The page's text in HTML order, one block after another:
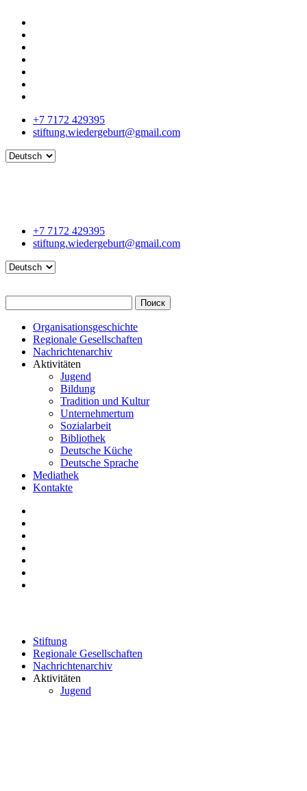
+7 7172 429395
stiftung.wiedergeburt@gmail.com
Language
+7 7172 429395
stiftung.wiedergeburt@gmail.com
Language
Поиск
Organisationsgeschichte
Regionale Gesellschaften
Nachrichtenarchiv
Aktivitäten
Jugend
Bildung
Tradition und Kultur
Unternehmertum
Sozialarbeit
Bibliothek
Deutsche Küche
Deutsche Sprache
Mediathek
Kontakte
Stiftung
Regionale Gesellschaften
Nachrichtenarchiv
Aktivitäten
Jugend